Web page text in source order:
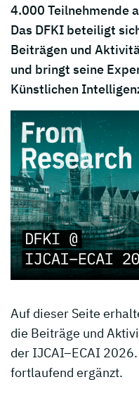
4.000 Teilnehmende
Das DFKI beteiligt
Beiträgen und
und bringt seine
Künstlichen
Auf dieser Seite
die Beiträge und
der IJCAI–ECAI
fortlaufend ergänzt.